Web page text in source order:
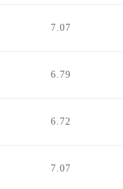
7.07
6.79
6.72
7.07